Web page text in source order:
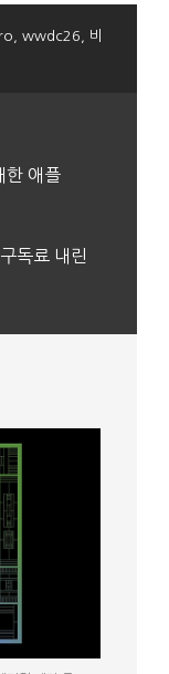
wwdc26
비
애플
독료 내린